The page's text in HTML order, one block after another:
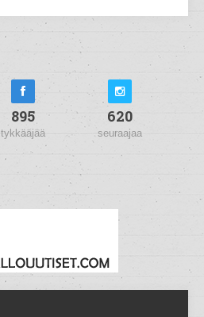
895
tykkääjää
620
seuraajaa